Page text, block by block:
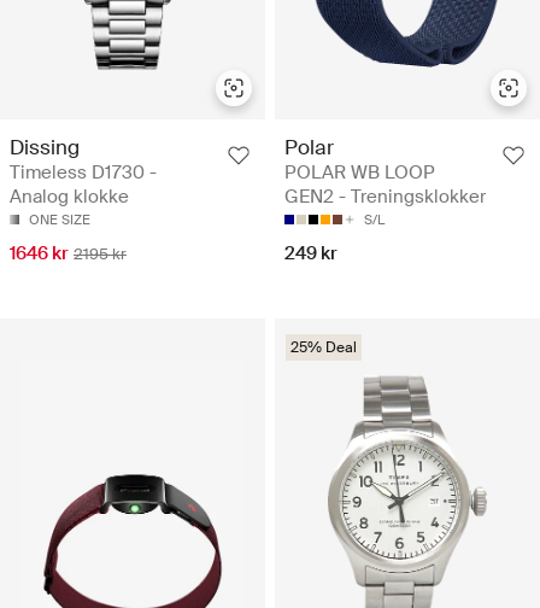
Dissing
Timeless D1730 -
Analog klokke
ONE SIZE
1646 kr 2195 kr
Polar
POLAR WB LOOP
GEN2 - Treningsklokker
S/L
249 kr
25% Deal